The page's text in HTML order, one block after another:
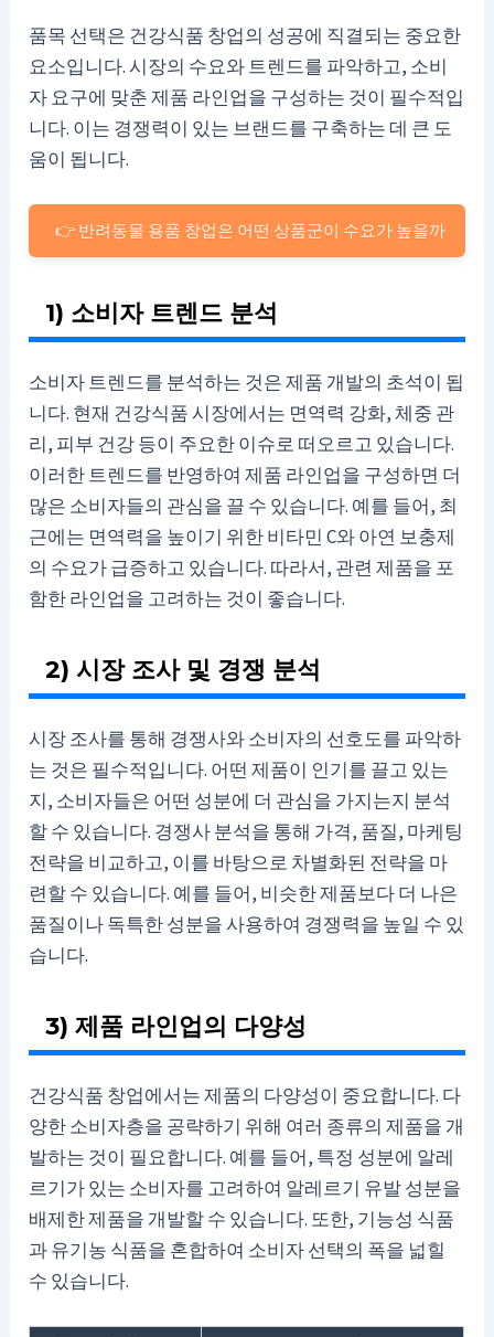
품목 선택은 건강식품 창업의 성공에 직결되는 중요한
요소입니다. 시장의 수요와 트렌드를 파악하고, 소비
자 요구에 맞춘 제품 라인업을 구성하는 것이 필수적입
니다. 이는 경쟁력이 있는 브랜드를 구축하는 데 큰 도
움이 됩니다.
👉 반려동물 용품 창업은 어떤 상품군이 수요가 높을까
1) 소비자 트렌드 분석
소비자 트렌드를 분석하는 것은 제품 개발의 초석이 됩
니다. 현재 건강식품 시장에서는 면역력 강화, 체중 관
리, 피부 건강 등이 주요한 이슈로 떠오르고 있습니다.
이러한 트렌드를 반영하여 제품 라인업을 구성하면 더
많은 소비자들의 관심을 끌 수 있습니다. 예를 들어, 최
근에는 면역력을 높이기 위한 비타민 C와 아연 보충제
의 수요가 급증하고 있습니다. 따라서, 관련 제품을 포
함한 라인업을 고려하는 것이 좋습니다.
2) 시장 조사 및 경쟁 분석
시장 조사를 통해 경쟁사와 소비자의 선호도를 파악하
는 것은 필수적입니다. 어떤 제품이 인기를 끌고 있는
지, 소비자들은 어떤 성분에 더 관심을 가지는지 분석
할 수 있습니다. 경쟁사 분석을 통해 가격, 품질, 마케팅
전략을 비교하고, 이를 바탕으로 차별화된 전략을 마
련할 수 있습니다. 예를 들어, 비슷한 제품보다 더 나은
품질이나 독특한 성분을 사용하여 경쟁력을 높일 수 있
습니다.
3) 제품 라인업의 다양성
건강식품 창업에서는 제품의 다양성이 중요합니다. 다
양한 소비자층을 공략하기 위해 여러 종류의 제품을 개
발하는 것이 필요합니다. 예를 들어, 특정 성분에 알레
르기가 있는 소비자를 고려하여 알레르기 유발 성분을
배제한 제품을 개발할 수 있습니다. 또한, 기능성 식품
과 유기농 식품을 혼합하여 소비자 선택의 폭을 넓힐
수 있습니다.